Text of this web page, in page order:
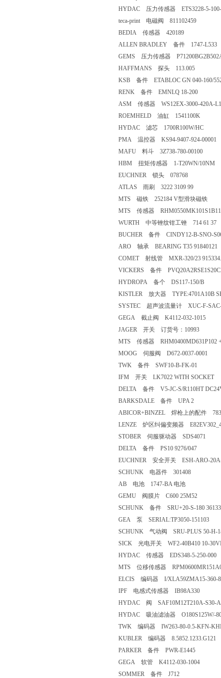
HYDAC 压力传感器 ETS3228-5-
teca-print 电磁阀 811102459
BEDIA 传感器 420189
ALLEN BRADLEY 备件 1747-L533
GEMS 压力传感器
HAFFMANS 探头 113.005
KSB 备件 ETABLOC GN 040-160/
RENK 备件 EMNLQ 18-200
ASM 传感器 WS12EX-3000-420A-
ROEMHELD 油缸 1541100K
HYDAC 滤芯 1700R100W/HC
PMA 温控器 KS94-9407-924-00001
MAFU 料斗 3Z738-780-00100
HBM 扭矩传感器 1-T20WN/10NM
EUCHNER 锁头 078768
ATLAS 雨刷 3222 3109 99
MTS 磁铁 252184 V型滑块磁铁
MTS 传感器
WURTH 中等锉纹钳工锉 714 61 37
BUCHER 备件 CINDY12-B-SNO-
ARO 轴承 BEARING T35 91840121
COMET 射线管 MXR-320/23
VICKERS 备件
HYDROPA 备个 DS117-150/B
KISTLER 放大器 TYPE:4701A10B
SYSTEC 超声波流量计 XUC-F-SAC-
GEGA 截止阀 K4112-032-1015
JAGER 开关 订货号：10993
MTS 传感器 RHM0400MD631P102
MOOG 伺服阀 D672-0037-0001
TWK 备件 SWF10-B-FK-01
IFM 开关 LK7022 WITH SOCKET
DELTA 备件 V5-JC-S/R110HT
BARKSDALE 备件 UPA 2
ABICOR+BINZEL 焊枪上的配件
LENZE 炉区纠偏变频器
STOBER 伺服驱动器 SDS4071
DELTA 备件 PS10 9276/047
EUCHNER 安全开关 ESH-ARO-
SCHUNK 电器件 301408
AB 电池 1747-BA 电池
GEMU 阀膜片 C600 25M52
SCHUNK 备件 SRU+20-S-180
GEA 泵 SERIAL:TP3050-151103
SCHUNK 气动阀 SRU-PLUS 50-H-
SICK 光电开关 WF2-40B410 10-
HYDAC 传感器 EDS348-5-250-000
MTS 位移传感器
ELCIS 编码器 I/XLA59ZMA15-360-
IPF 电感式传感器 IB98A330
HYDAC 阀 SAF10M12T210A-S30-
HYDAC 吸油滤油器 O180S125W/-
TWK 编码器 IW263-80-0.5-KFN-
KUBLER 编码器 8.5852.1233.G121
PARKER 备件 PWR-E1445
GEGA 软管 K4112-030-1004
SOMMER 备件 J712